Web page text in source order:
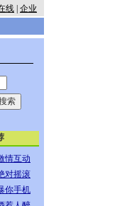
线 企业
情互动
对摇滚
你手机